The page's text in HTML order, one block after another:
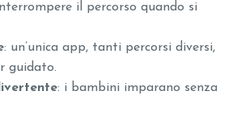
il percorso quando si
: un’unica app, tanti percorsi diversi,
guidato.
: i bambini imparano senza